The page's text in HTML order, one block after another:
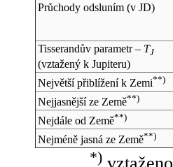
Průchody odsluním (vJD)
Tisserandův parametr – TJ
(vztažený k Jupiteru)
Největší přiblížení k Zemi**)
Nejjasnější ze Země**)
Nejdále od Země**)
Nejméně jasná ze Země**)
*)